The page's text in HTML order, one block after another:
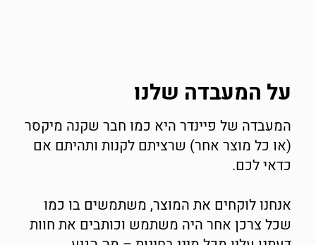
על המעבדה שלנו
המעבדה של פיינדר היא כמו חבר שקנה מיקסר
(או כל מוצר אחר) שרציתם לקנות ותהיתם אם
כדאי לכם.
אנחנו לוקחים את המוצר, משתמשים בו כמו
שכל צרכן אחר היה משתמש וכותבים את חוות